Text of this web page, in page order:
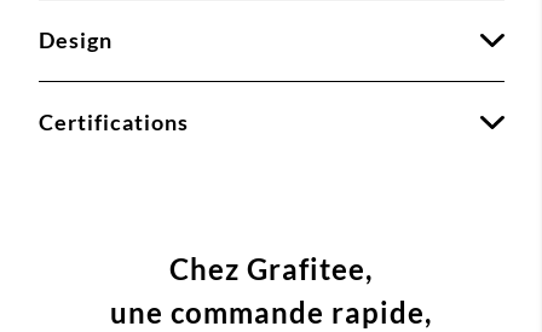
Design
Certifications
Chez Grafitee,
une commande rapide,